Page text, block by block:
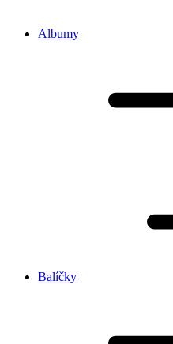
Albumy
Balíčky